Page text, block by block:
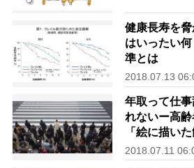
健康長寿を
はいったい
準とは
2018.07.13
年取って仕
れないー高
「絵に描い
2018.07.11